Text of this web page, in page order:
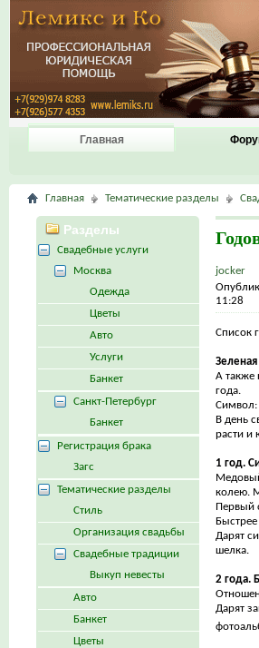
Главная
Главная Тематические разделы
jocker
11:28
Список
А также
года.
Символ:
В день
расти и
1 год.
колею.
Первый
Быстрее
Дарят
шелка.
2 года.
Дарят
Разделы
Свадебные услуги
Москва
Одежда
Цветы
Авто
Услуги
Банкет
Санкт-Петербург
Банкет
Регистрация брака
Загс
Тематические разделы
Стиль
Организация свадьбы
Свадебные традиции
Выкуп невесты
Авто
Банкет
Цветы